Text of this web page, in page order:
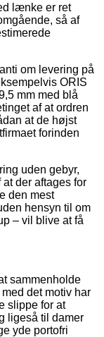
lænke er ret
så af
om levering på
ORIS
mm med blå
af at ordren
at de højst
forinden
uden gebyr,
der aftages for
den mest
hensyn til om
– vil blive at få
sammenholde
det motiv har
slippe for at
ligeså til damer
yde portofri